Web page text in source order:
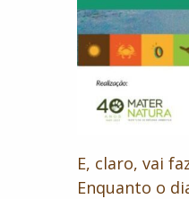
E, claro, vai
Enquanto o